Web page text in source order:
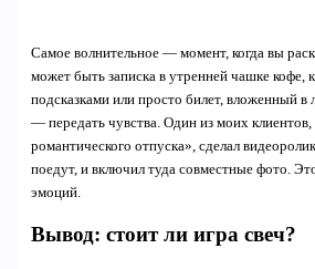
Самое волнительное — момент, когда вы
может быть записка в утренней чашке кофе,
подсказками или просто билет, вложенный
— передать чувства. Один из моих клиентов,
романтического отпуска», сделал
поедут, и включил туда совместные фото.
эмоций.
Вывод: стоит ли игра свеч?